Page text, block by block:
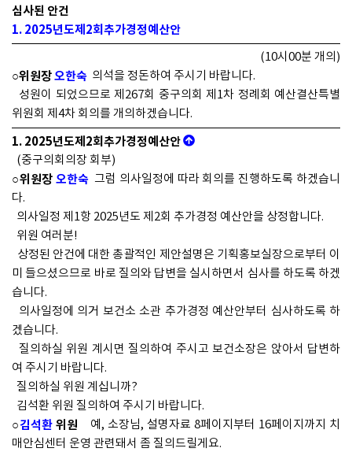
심사된 안건
1. 2025년도제2회추가경정예산안
(10시00분 개의)
○위원장오한숙 의석을 정돈하여 주시기 바랍니다.
성원이 되었으므로 제267회 중구의회 제1차 정례회 예산결산특별
위원회 제4차 회의를 개의하겠습니다.
1. 2025년도제2회추가경정예산안
(중구의회의장 회부)
○위원장 오한숙그럼 의사일정에 따라 회의를 진행하도록 하겠습니
다.
의사일정 제1항 2025년도 제2회 추가경정 예산안을 상정합니다.
위원 여러분!
상정된 안건에 대한 총괄적인 제안설명은 기획홍보실장으로부터 이
미 들으셨으므로 바로 질의와 답변을 실시하면서 심사를 하도록 하겠
습니다.
의사일정에 의거 보건소 소관 추가경정 예산안부터 심사하도록 하
겠습니다.
질의하실 위원 계시면 질의하여 주시고 보건소장은 앉아서 답변하
여 주시기 바랍니다.
질의하실 위원 계십니까?
김석환 위원 질의하여 주시기 바랍니다.
○김석환 위원 예, 소장님, 설명자료 8페이지부터 16페이지까지 치
매안심센터 운영 관련돼서 좀 질의드릴게요.